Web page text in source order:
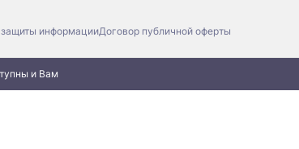
защиты информацииДоговор публичной оферты
и Вам